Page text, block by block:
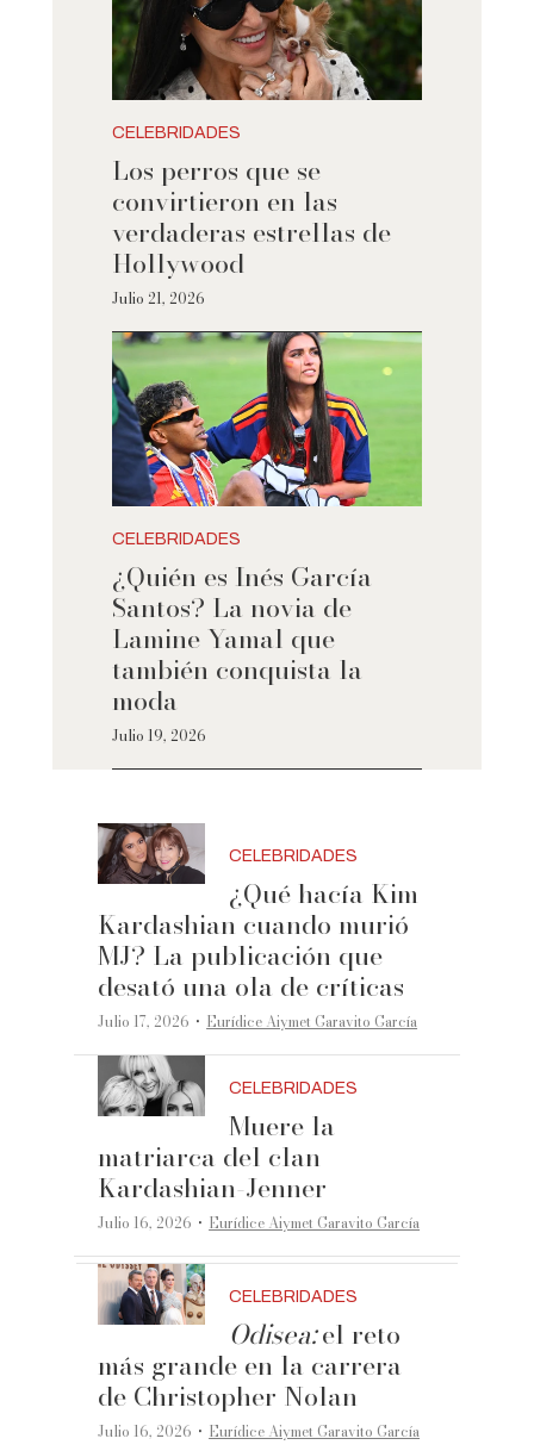
CELEBRIDADES
Los perros que se
convirtieron en las
verdaderas estrellas de
Hollywood
Julio 21, 2026
CELEBRIDADES
¿Quién es Inés García
Santos? La novia de
Lamine Yamal que
también conquista la
moda
Julio 19, 2026
CELEBRIDADES
¿Qué hacía Kim
Kardashian cuando murió
MJ? La publicación que
desató una ola de críticas
Julio 17, 2026 ·Eurídice Aiymet Garavito García
CELEBRIDADES
Muere la
matriarca del clan
Kardashian-Jenner
Julio 16, 2026 ·Eurídice Aiymet Garavito García
CELEBRIDADES
Odisea:el reto
más grande en la carrera
de Christopher Nolan
Julio 16, 2026 ·Eurídice Aiymet Garavito García